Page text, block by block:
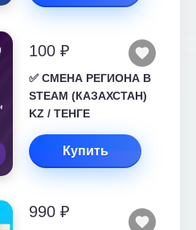
100 ₽
✅ СМЕНА РЕГИОНА В
STEAM (КАЗАХСТАН)
KZ / ТЕНГЕ
Купить
990 ₽